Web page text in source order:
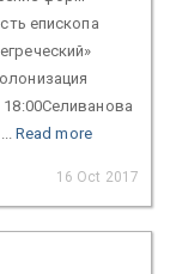
епископа
Read more
16 Oct 2017